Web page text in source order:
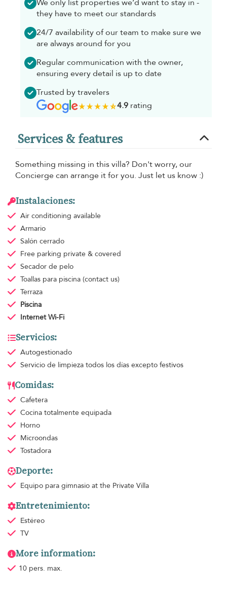
We only list properties we’d want to stay in -
they have to meet our standards
24/7 availability of our team to make sure we
are always around for you
Regular communication with the owner,
ensuring every detail is up to date
Trusted by travelers
4.9rating
Services & features
Something missing in this villa? Don't worry, our
Concierge can arrange it for you. Just let us know :)
Instalaciones:
Air conditioning available
Armario
Salón cerrado
Free parking private & covered
Secador de pelo
Toallas para piscina (contact us)
Terraza
Piscina
Internet Wi-Fi
Servicios:
Autogestionado
Servicio de limpieza todos los días excepto festivos
Comidas:
Cafetera
Cocina totalmente equipada
Horno
Microondas
Tostadora
Deporte:
Equipo para gimnasio at the Private Villa
Entretenimiento:
Estéreo
TV
More information:
10 pers. max.